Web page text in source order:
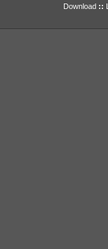
Download ::